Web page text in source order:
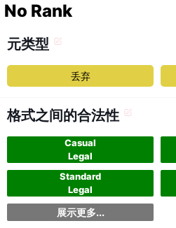
No Rank
元类型
丢弃
格式之间的合法性
Casual
Legal
Standard
Legal
展示更多...